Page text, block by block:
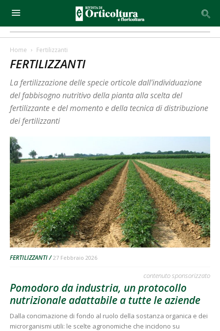
Home Fertilizzanti
FERTILIZZANTI
La fertilizzazione delle specie orticole dall'individuazione
del fabbisogno nutritivo della pianta alla scelta del
fertilizzante e del momento e della tecnica di distribuzione
dei fertilizzanti
FERTILIZZANTI 27 Febbraio 2026
contenuto sponsorizzato
Pomodoro da industria, un protocollo
nutrizionale adattabile a tutte le aziende
Dalla concimazione di fondo al ruolo della sostanza organica e dei
microrganismi utili: le scelte agronomiche che incidono su